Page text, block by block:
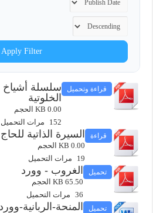
Apply Filter
قراءة وتحميل
سلسلة أشياخ
الخلوتية
0.00 KB الحجم
152 مرات التحميل
قراءة السيرة الذاتية
0.00 KB الحجم
19 مرات التحميل
تحميل الغروب - وورد
65.50 KB الحجم
36 مرات التحميل
تحميل المنحة-الربانية-وورد